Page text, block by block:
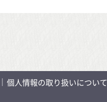
個人情報の取り扱いについて